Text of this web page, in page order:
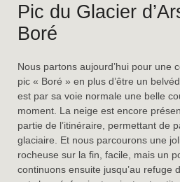
Pic du Glacier
Boré
Nous partons aujourd’hui pour une
pic « Boré » en plus d’être un
est par sa voie normale une belle
moment. La neige est encore
partie de l’itinéraire, permettant de
glaciaire. Et nous parcourons une
rocheuse sur la fin, facile, mais un
continuons ensuite jusqu’au refuge